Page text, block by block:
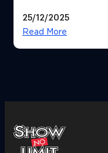
25/12/2025
Read More